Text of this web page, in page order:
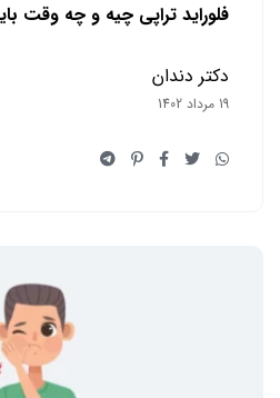
فلوراید تراپی چیه و چه وقت
دکتر دندان
19 مرداد 1402